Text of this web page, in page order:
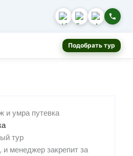
Подобрать тур
тур
и менеджер закрепит за